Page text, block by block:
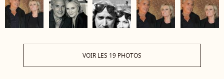
VOIR LES 19 PHOTOS